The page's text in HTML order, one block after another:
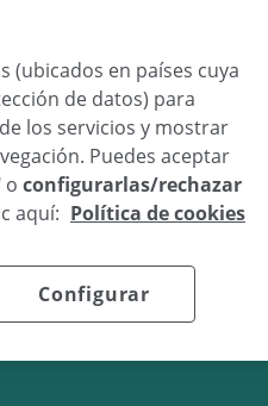
June Lopez
(ubicados en países cuya
de datos) para
los servicios y mostrar
Puedes aceptar
o configurarlas/rechazar
aquí: Política de cookies
Configurar